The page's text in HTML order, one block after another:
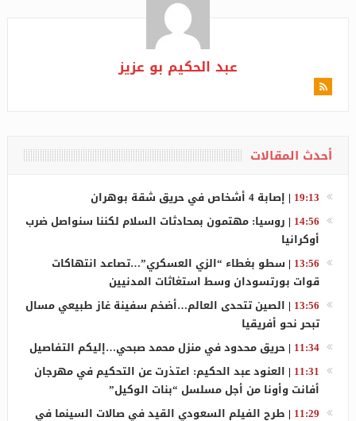
عبد الحكيم بو عزيز
أحدث المقالات
19:13
| إصابة 4 أشخاص في حريق شقة بوهران
14:56
| روسيا: مهتمون بمحادثات السلام لكننا سنواصل ضرب
أوكرانيا
13:56
| سطو بغطاء “الزي العسكري”…تصاعد انتهاكات
قوات بورتسودان وسط استغاثات المدنيين
13:56
| الصين تتحدى العالم…أضخم سفينة غاز طبيعي مسال
تبحر نحو أفريقيا
11:34
| حريق محدود في منزل محمد صبحي…إليكم التفاصيل
11:31
| العنود عبد الحكيم: اعتذرت عن التحكيم في مهرجان
أفانت وأونا من أجل مسلسل “بنات الوكيل”
11:29
| طرح الفيلم السعودي القيد في صالات السينما في